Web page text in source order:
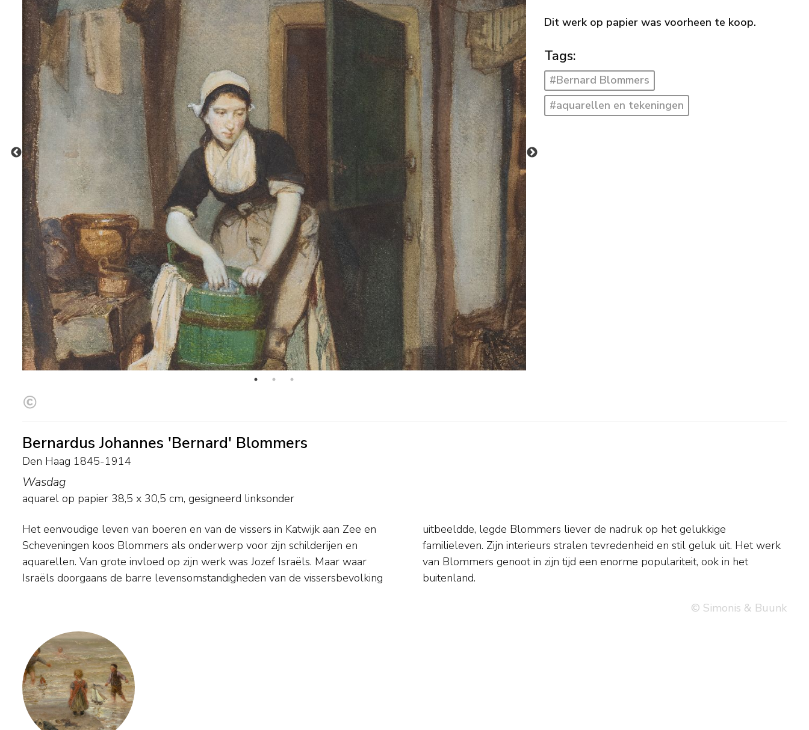
Dit werk op papier was voorheen te koop.
Tags:
#Bernard Blommers
#aquarellen en tekeningen
Bernardus Johannes 'Bernard' Blommers
Den Haag 1845-1914
Wasdag
aquarel op papier 38,5 x 30,5 cm, gesigneerd linksonder
Het eenvoudige leven van boeren en van de vissers in Katwijk aan Zee en
Scheveningen koos Blommers als onderwerp voor zijn schilderijen en
aquarellen. Van grote invloed op zijn werk was Jozef Israëls. Maar waar
Israëls doorgaans de barre levensomstandigheden van de vissersbevolking
uitbeeldde, legde Blommers liever de nadruk op het gelukkige
familieleven. Zijn interieurs stralen tevredenheid en stil geluk uit. Het werk
van Blommers genoot in zijn tijd een enorme populariteit, ook in het
buitenland.
© Simonis & Buunk